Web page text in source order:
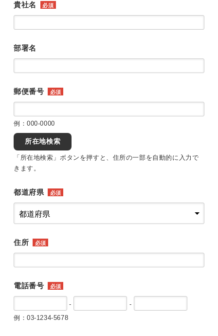
貴社名 必須
部署名
郵便番号 必須
例：000-0000
所在地検索
「所在地検索」ボタンを押すと、住所の一部を自動的に入力で
きます。
都道府県 必須
住所 必須
電話番号 必須
-
-
例：03-1234-5678